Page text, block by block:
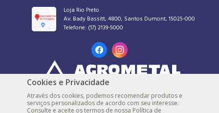
Loja Rio Preto
Av. Bady Bassitt, 4800, Santos Dumont, 15025-000
Telefone: (17) 2139-5000
os direitos reservados
Cookies e Privacidade
Através dos cookies, podemos recomendar produtos e
serviços personalizados de acordo com seu interesse.
Consulte e aceite os termos de nossa Política de